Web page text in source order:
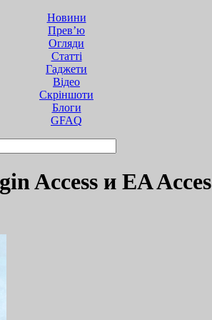
Новини
Прев’ю
Огляди
Статті
Гаджети
Відео
Cкріншоти
Блоги
GFAQ
Access и EA